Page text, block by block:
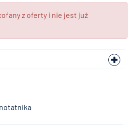
z oferty i nie jest już